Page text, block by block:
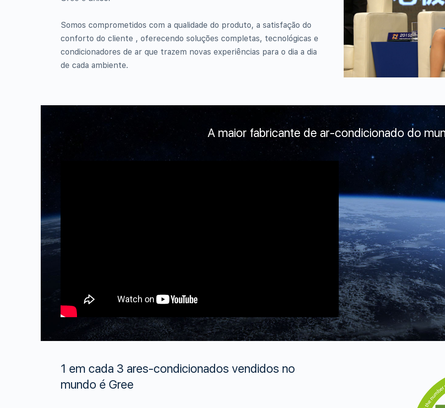
Somos comprometidos com a qualidade do produto, a satisfação do
conforto do cliente , oferecendo soluções completas, tecnológicas e
condicionadores de ar que trazem novas experiências para o dia a dia
de cada ambiente.
A maior fabricante de ar-condicionado do
1 em cada 3 ares-condicionados vendidos no
mundo é Gree